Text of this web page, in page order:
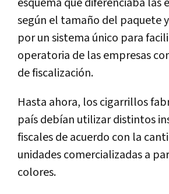
según el tamaño del paquete
por un sistema único para
operatoria de las empresas
de fiscalización.
Hasta ahora, los cigarrillos
país debían utilizar distintos
fiscales de acuerdo con la
unidades comercializadas a
colores.